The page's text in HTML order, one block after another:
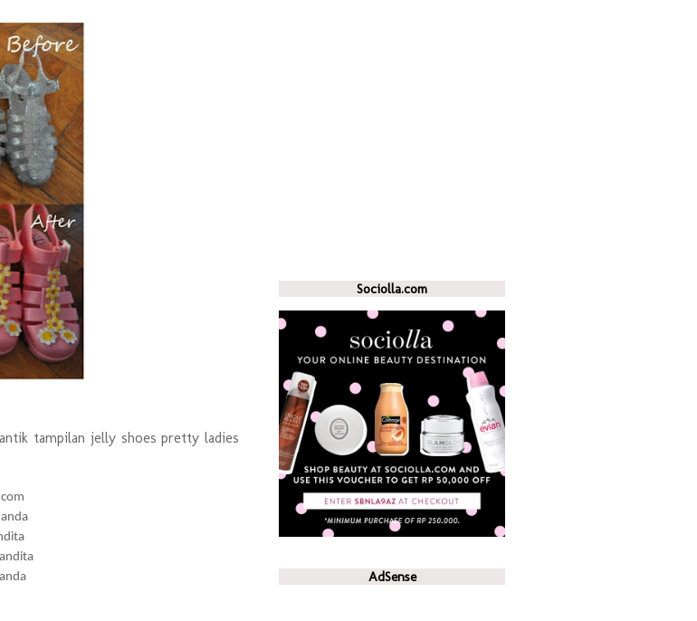
tampilan jelly shoes pretty ladies
Sociolla.com
AdSense